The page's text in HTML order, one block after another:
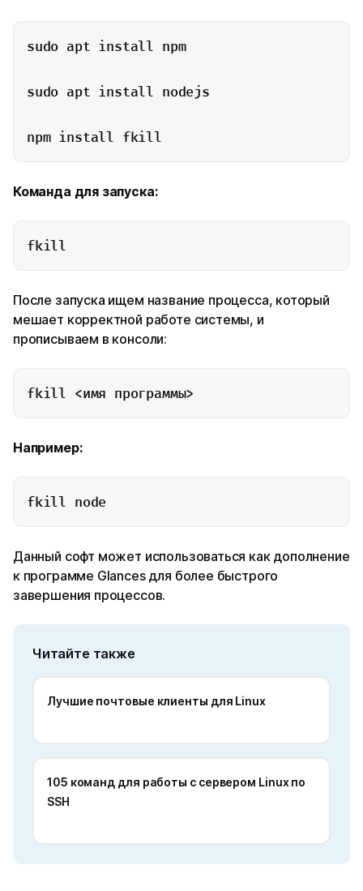
sudo apt install npm
sudo apt install nodejs
npm install fkill
Команда для запуска:
fkill
После запуска ищем название процесса, который
мешает корректной работе системы, и
прописываем в консоли:
fkill <имя программы>
Например:
fkill node
Данный софт может использоваться как дополнение
к программе Glances для более быстрого
завершения процессов.
Читайте также
Лучшие почтовые клиенты для Linux
105 команд для работы с сервером Linux по
SSH